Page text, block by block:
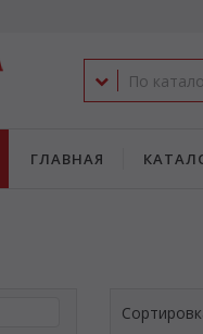
ГЛАВНАЯ